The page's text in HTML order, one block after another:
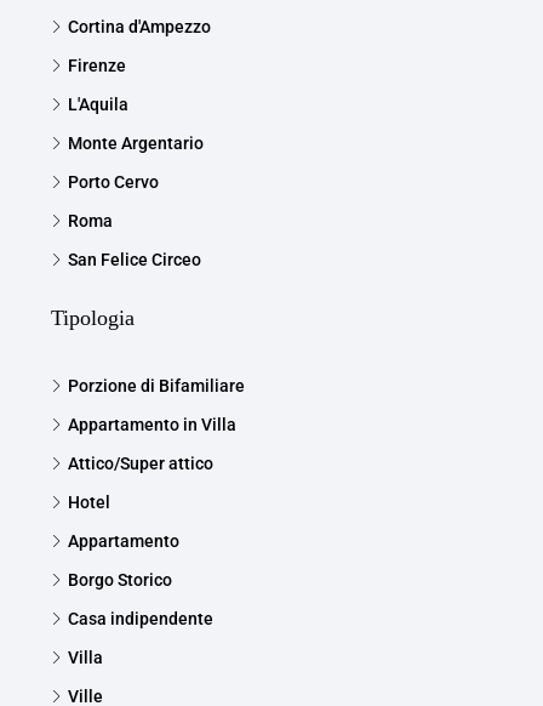
Cortina d'Ampezzo
Firenze
L'Aquila
Monte Argentario
Porto Cervo
Roma
San Felice Circeo
Tipologia
Porzione di Bifamiliare
Appartamento in Villa
Attico/Super attico
Hotel
Appartamento
Borgo Storico
Casa indipendente
Villa
Ville